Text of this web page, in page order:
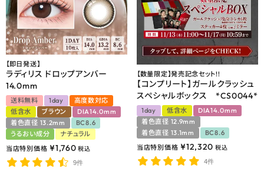
【即日発送】
ラディリス ドロップアンバー
14.0mm
送料無料 1day
高度数対応
低含水
ブラウン
DIA14.0mm
着色直径 13.2mm
BC8.6
うるおい成分
ナチュラル
当店特別価格 ¥1,760 税込
9件
【数量限定】発売記念セット!!
【コンプリート】ガールクラッシュ
スペシャルボックス *CS0044*
1day 低含水
DIA14.0mm
着色直径 12.9mm
着色直径 13.1mm
BC8.6
当店特別価格 ¥12,320 税込
4件